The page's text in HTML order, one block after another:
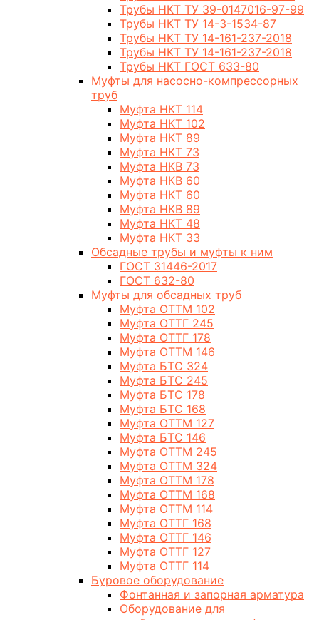
Трубы НКТ ТУ 39-0147016-97-99
Трубы НКТ ТУ 14-3-1534-87
Трубы НКТ ТУ 14-161-237-2018
Трубы НКТ ТУ 14-161-237-2018
Трубы НКТ ГОСТ 633-80
Муфты для насосно-компрессорных
труб
Муфта НКТ 114
Муфта НКТ 102
Муфта НКТ 89
Муфта НКТ 73
Муфта НКВ 73
Муфта НКВ 60
Муфта НКТ 60
Муфта НКВ 89
Муфта НКТ 48
Муфта НКТ 33
Обсадные трубы и муфты к ним
ГОСТ 31446-2017
ГОСТ 632-80
Муфты для обсадных труб
Муфта ОТТМ 102
Муфта ОТТГ 245
Муфта ОТТГ 178
Муфта ОТТМ 146
Муфта БТС 324
Муфта БТС 245
Муфта БТС 178
Муфта БТС 168
Муфта ОТТМ 127
Муфта БТС 146
Муфта ОТТМ 245
Муфта ОТТМ 324
Муфта ОТТМ 178
Муфта ОТТМ 168
Муфта ОТТМ 114
Муфта ОТТГ 168
Муфта ОТТГ 146
Муфта ОТТГ 127
Муфта ОТТГ 114
Буровое оборудование
Фонтанная и запорная арматура
Оборудование для